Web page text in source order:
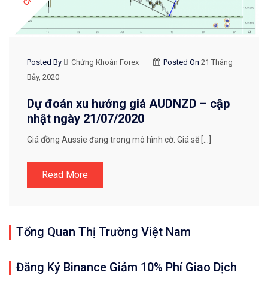
Posted By Chứng Khoán Forex Posted On 21 Tháng
Bảy, 2020
Dự đoán xu hướng giá AUDNZD – cập
nhật ngày 21/07/2020
Giá đồng Aussie đang trong mô hình cờ. Giá sẽ […]
Read More
Tổng Quan Thị Trường Việt Nam
Đăng Ký Binance Giảm 10% Phí Giao Dịch